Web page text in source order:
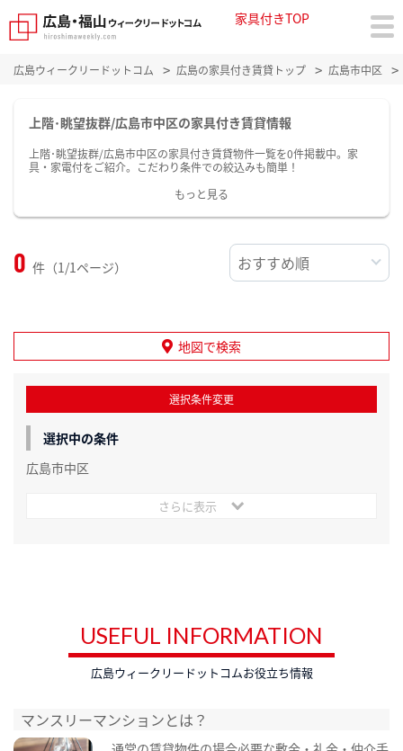
家具付きTOP
広島ウィークリードットコム 広島の家具付き賃貸トップ 広島市中区
上階･眺望抜群/広島市中区の家具付き賃貸情報
上階･眺望抜群/広島市中区の家具付き賃貸物件一覧を0件掲載中。家
具・家電付をご紹介。こだわり条件での絞込みも簡単！
もっと見る
0 件（1/1ページ）
地図で検索
選択条件変更
選択中の条件
広島市中区
さらに表示
USEFUL INFORMATION
広島ウィークリードットコムお役立ち情報
マンスリーマンションとは？